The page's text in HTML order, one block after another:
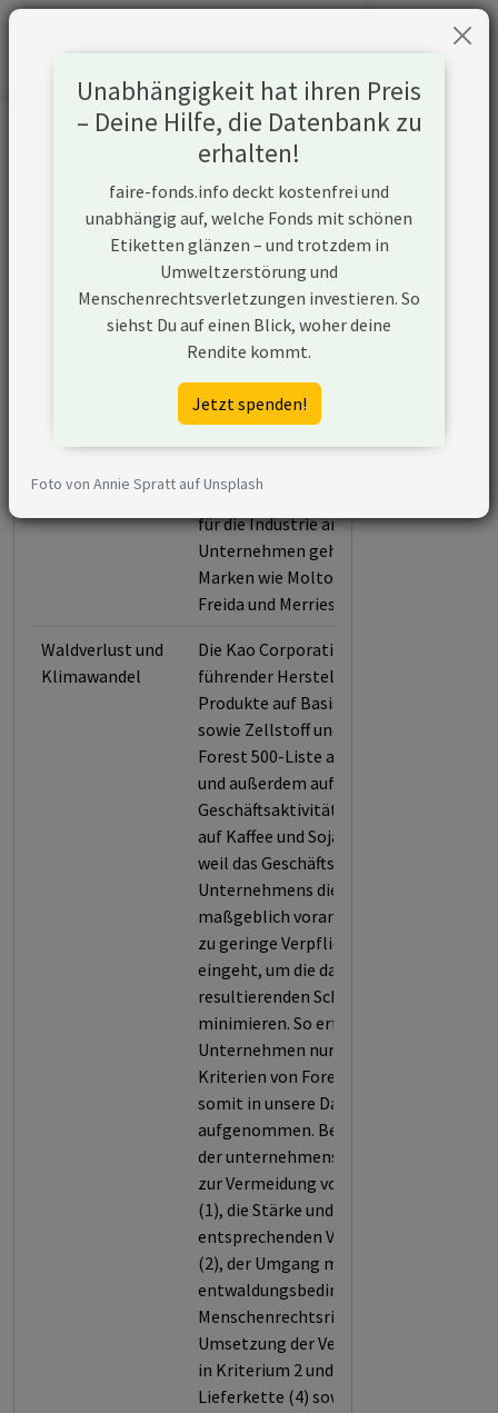
Informationen zum Unternehmen
Kao Corp.
https://www.kao.com/global/en/
Konflikte
Die Kao Corporation ist ein
Konsumgüterunternehmen, das
Schönheits-, Gesundheits- und
herstellt und auch Chemikalien
für die Industrie anbietet. Zu dem
Unternehmen gehören bekannte
Marken wie Molton Brown, John
Freida und Merries.
Waldverlust und
Klimawandel
Die Kao Corporation wurde als
führender Hersteller für
Produkte auf Basis von Palmöl
sowie Zellstoff und Papier in die
Forest 500-Liste aufgenommen
und außerdem aufgrund ihrer
Geschäftsaktivitäten in Bezug
auf Kaffee und Soja bewertet,
weil das Geschäftsmodell des
Unternehmens die Entwaldung
maßgeblich vorantreibt und es
zu geringe Verpflichtungen
eingeht, um die daraus
resultierenden Schäden zu
minimieren. So erfüllt das
Unternehmen nur 43,4 % der
Kriterien von Forest 500 und wird
somit in unsere Datenbank
aufgenommen. Bewertet werden
der unternehmensweite Ansatz
zur Vermeidung von Entwaldung
(1), die Stärke und Reichweite der
entsprechenden Verpflichtungen
(2), der Umgang mit
entwaldungsbedingten
Menschenrechtsrisiken (3), die
Umsetzung der Verpflichtungen
in Kriterium 2 und 3 entlang der
Lieferkette (4) sowie die
Unabhängigkeit hat ihren Preis
– Deine Hilfe, die Datenbank zu
erhalten!
faire-fonds.info deckt kostenfrei und
unabhängig auf, welche Fonds mit schönen
Etiketten glänzen – und trotzdem in
Umweltzerstörung und
Menschenrechtsverletzungen investieren. So
siehst Du auf einen Blick, woher deine
Rendite kommt.
Jetzt spenden!
Foto von Annie Spratt auf Unsplash